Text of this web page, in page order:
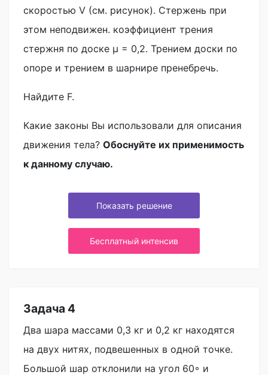
скоростью V (см. рисунок). Стержень при
этом неподвижен. коэффициент трения
стержня по доске μ = 0,2. Трением доски по
опоре и трением в шарнире пренебречь.
Найдите F.
Какие законы Вы использовали для описания
движения тела? Обоснуйте их применимость
к данному случаю.
Показать решение
Бесплатный интенсив
Задача 4
Два шара массами 0,3 кг и 0,2 кг находятся
на двух нитях, подвешенных в одной точке.
Большой шар отклонили на угол 60◦ и